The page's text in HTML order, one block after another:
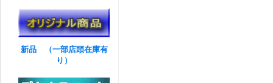
新品 （一部店頭在庫有
り）